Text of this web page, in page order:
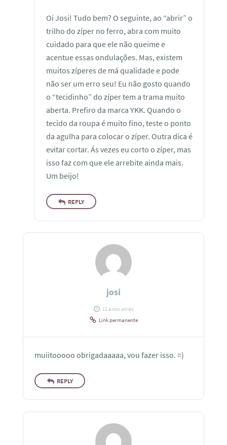
Oi Josi! Tudo bem? O seguinte, ao “abrir” o
trilho do zíper no ferro, abra com muito
cuidado para que ele não queime e
acentue essas ondulações. Mas, existem
muitos zíperes de má qualidade e pode
não ser um erro seu! Eu não gosto quando
o “tecidinho” do zíper tem a trama muito
aberta. Prefiro da marca YKK. Quando o
tecido da roupa é muito fino, teste o ponto
da agulha para colocar o zíper. Outra dica é
evitar cortar. Ás vezes eu corto o zíper, mas
isso faz com que ele arrebite ainda mais.
Um beijo!
REPLY
josi
11 anos atrás
Link permanente
muiitooooo obrigadaaaaa, vou fazer isso. =)
REPLY